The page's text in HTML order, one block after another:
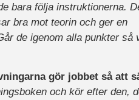
bara följa instruktionerna.
bra mot teorin och ger en
de igenom alla punkter så
gör jobbet så att
och kör efter den,